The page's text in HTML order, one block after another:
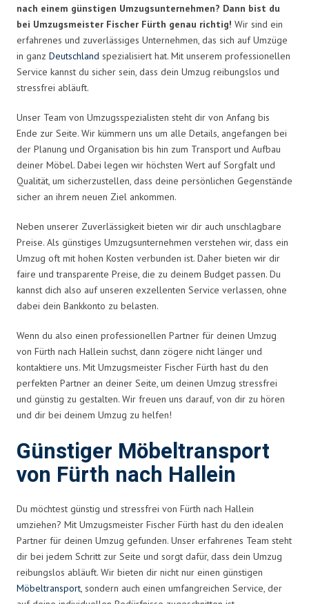
nach einem günstigen Umzugsunternehmen? Dann bist du
bei Umzugsmeister Fischer Fürth genau richtig! Wir sind ein
erfahrenes und zuverlässiges Unternehmen, das sich auf Umzüge
in ganz Deutschland spezialisiert hat. Mit unserem professionellen
Service kannst du sicher sein, dass dein Umzug reibungslos und
stressfrei abläuft.
Unser Team von Umzugsspezialisten steht dir von Anfang bis
Ende zur Seite. Wir kümmern uns um alle Details, angefangen bei
der Planung und Organisation bis hin zum Transport und Aufbau
deiner Möbel. Dabei legen wir höchsten Wert auf Sorgfalt und
Qualität, um sicherzustellen, dass deine persönlichen Gegenstände
sicher an ihrem neuen Ziel ankommen.
Neben unserer Zuverlässigkeit bieten wir dir auch unschlagbare
Preise. Als günstiges Umzugsunternehmen verstehen wir, dass ein
Umzug oft mit hohen Kosten verbunden ist. Daher bieten wir dir
faire und transparente Preise, die zu deinem Budget passen. Du
kannst dich also auf unseren exzellenten Service verlassen, ohne
dabei dein Bankkonto zu belasten.
Wenn du also einen professionellen Partner für deinen Umzug
von Fürth nach Hallein suchst, dann zögere nicht länger und
kontaktiere uns. Mit Umzugsmeister Fischer Fürth hast du den
perfekten Partner an deiner Seite, um deinen Umzug stressfrei
und günstig zu gestalten. Wir freuen uns darauf, von dir zu hören
und dir bei deinem Umzug zu helfen!
Günstiger Möbeltransport
von Fürth nach Hallein
Du möchtest günstig und stressfrei von Fürth nach Hallein
umziehen? Mit Umzugsmeister Fischer Fürth hast du den idealen
Partner für deinen Umzug gefunden. Unser erfahrenes Team steht
dir bei jedem Schritt zur Seite und sorgt dafür, dass dein Umzug
reibungslos abläuft. Wir bieten dir nicht nur einen günstigen
Möbeltransport, sondern auch einen umfangreichen Service, der